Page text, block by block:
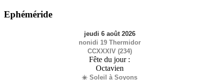
Ephéméride
jeudi 6 août 2026
nonidi 19 Thermidor
CCXXXIV (234)
Fête du jour :
Octavien
☀️ Soleil à Soyons